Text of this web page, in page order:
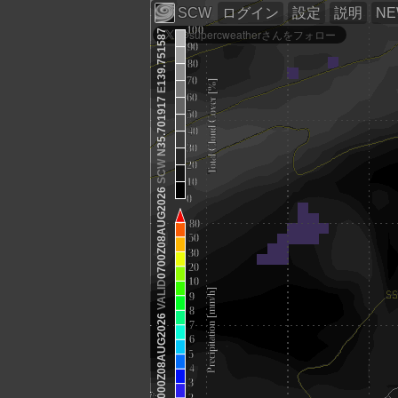
0000Z08AUG2026
VALID
0700Z08AUG2026
SCW
N
35.701917
E
139.751587
説明
SCW ログイン 設定